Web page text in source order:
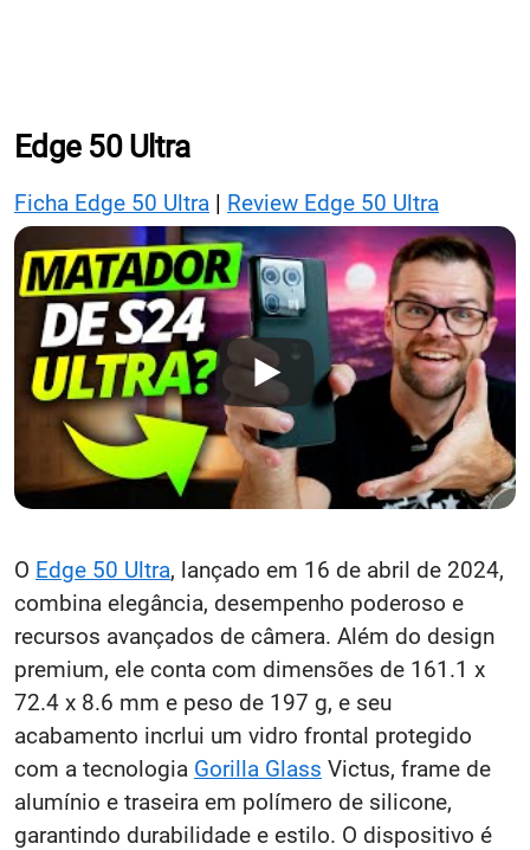
Edge 50 Ultra
Ficha Edge 50 Ultra | Review Edge 50 Ultra
O Edge 50 Ultra, lançado em 16 de abril de 2024,
combina elegância, desempenho poderoso e
recursos avançados de câmera. Além do design
premium, ele conta com dimensões de 161.1 x
72.4 x 8.6 mm e peso de 197 g, e seu
acabamento incrlui um vidro frontal protegido
com a tecnologia Gorilla Glass Victus, frame de
alumínio e traseira em polímero de silicone,
garantindo durabilidade e estilo. O dispositivo é